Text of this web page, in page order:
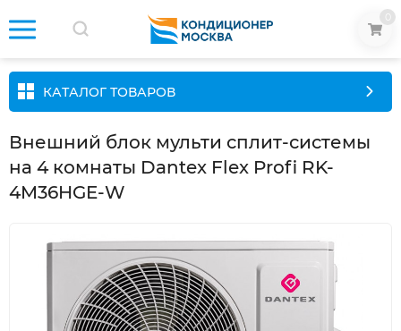
КАТАЛОГ ТОВАРОВ
Внешний блок мульти сплит-системы
на 4 комнаты Dantex Flex Profi RK-
4M36HGE-W